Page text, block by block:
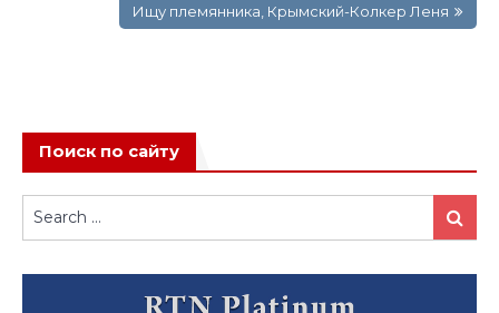
Ищу племянника, Крымский-Колкер Леня
Поиск по сайту
Search
for:
Search